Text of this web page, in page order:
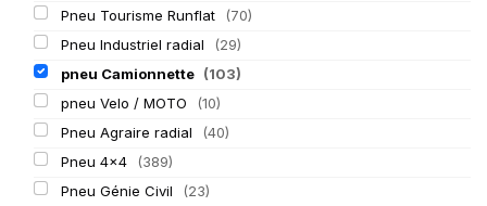
Pneu Tourisme Runflat
(70)
Pneu Industriel radial
(29)
pneu Camionnette (103)
pneu Velo / MOTO
(10)
Pneu Agraire radial
(40)
Pneu 4x4
(389)
Pneu Génie Civil
(23)